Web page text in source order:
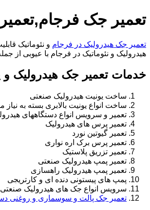
تعمیر جک
تعمیر جک هیدرولیک در فرجام و نئوماتیک
هیدرولیک و نئوماتیک در فرجام با عیوبی از جمله خراش
خدمات تعمیر جک هیدرولیک و
ساخت یونیت هیدرولیک صنعتی
ساخت انواع یونیت بالابری بسته به
تعمیر و سرویس انواع دستگاههای
تعمیر پرس های هیدرولیک
تعمیر گیوتین نورد
تعمیر پرس برک اره نواری
تعمیر تزریق پلاستیک
تعمیر پمپ هیدرولیک صنعتی
تعمیر پمپ هیدرولیک راهسازی
پمپ های پیستونی دنده ای و کارتریجی
سرویس انواع جک های هیدرولیک
تعمیر جک پالت و سوسماری و روغنی